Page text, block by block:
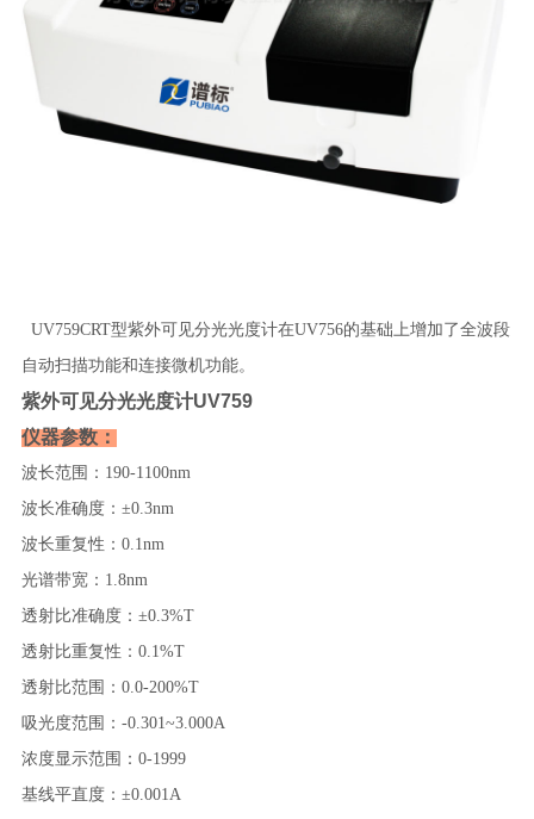
UV759CRT型紫外可见分光光度计在UV756的基础上增加了全波段
自动扫描功能和连接微机功能。
紫外可见分光光度计UV759
仪器参数：
波长范围：190-1100nm
波长准确度：±0.3nm
波长重复性：0.1nm
光谱带宽：1.8nm
透射比准确度：±0.3%T
透射比重复性：0.1%T
透射比范围：0.0-200%T
吸光度范围：-0.301~3.000A
浓度显示范围：0-1999
基线平直度：±0.001A